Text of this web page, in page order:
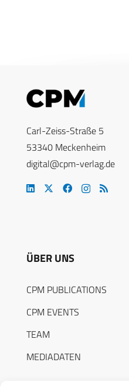
Carl-Zeiss-Straße 5
53340 Meckenheim
digital@cpm-verlag.de
ÜBER UNS
CPM PUBLICATIONS
CPM EVENTS
TEAM
MEDIADATEN